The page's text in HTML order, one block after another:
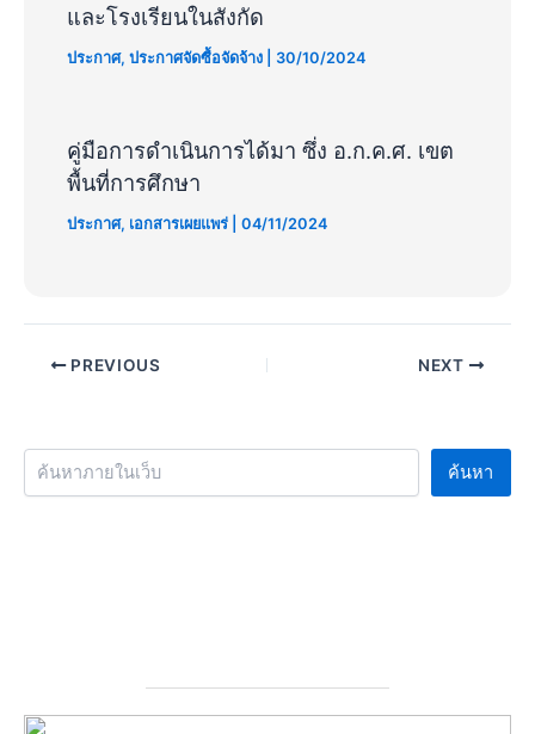
และโรงเรียนในสังกัด
ประกาศ,ประกาศจัดซื้อจัดจ้าง 30/10/2024
คู่มือการดําเนินการได้มา ซึ่ง อ.ก.ค.ศ. เขต
พื้นที่การศึกษา
ประกาศ, เอกสารเผยแพร่ |04/11/2024
PREVIOUS NEXT
ค้นหา